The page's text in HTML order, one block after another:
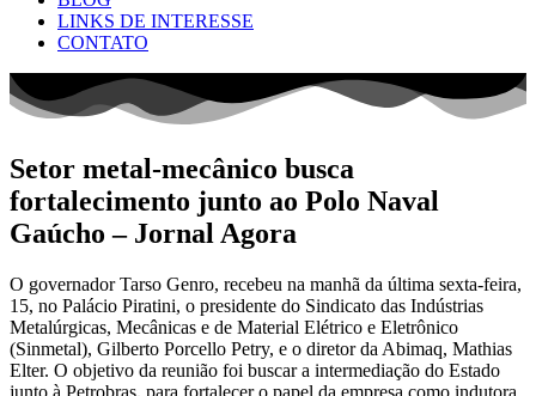
LINKS DE INTERESSE
CONTATO
Setor metal-mecânico busca
fortalecimento junto ao Polo Naval
Gaúcho – Jornal Agora
O governador Tarso Genro, recebeu na manhã da última sexta-feira,
15, no Palácio Piratini, o presidente do Sindicato das Indústrias
Metalúrgicas, Mecânicas e de Material Elétrico e Eletrônico
(Sinmetal), Gilberto Porcello Petry, e o diretor da Abimaq, Mathias
Elter. O objetivo da reunião foi buscar a intermediação do Estado
junto à Petrobras, para fortalecer o papel da empresa como indutora